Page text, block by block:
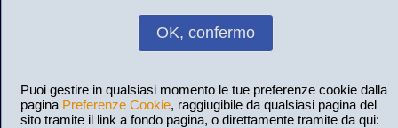
OK, confermo
Puoi gestire in qualsiasi momento le tue preferenze cookie dalla
pagina Preferenze Cookie, raggiugibile da qualsiasi pagina del
sito tramite il link a fondo pagina, o direttamente tramite da qui: